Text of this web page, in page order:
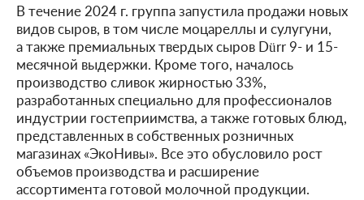
В течение 2024 г. группа запустила продажи новых
видов сыров, в том числе моцареллы и сулугуни,
а также премиальных твердых сыров Dürr 9- и 15-
месячной выдержки. Кроме того, началось
производство сливок жирностью 33%,
разработанных специально для профессионалов
индустрии гостеприимства, а также готовых блюд,
представленных в собственных розничных
магазинах «ЭкоНивы». Все это обусловило рост
объемов производства и расширение
ассортимента готовой молочной продукции.